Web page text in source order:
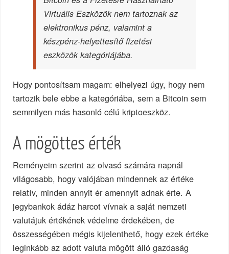
Virtuális Eszközök nem tartoznak az
elektronikus pénz, valamint a
készpénz-helyettesítő fizetési
eszközök kategóriájába.
Hogy pontosítsam magam: elhelyezi úgy, hogy nem
tartozik bele ebbe a kategóriába, sem a Bitcoin sem
semmilyen más hasonló célú kriptoeszköz.
A mögöttes érték
Reményeim szerint az olvasó számára napnál
világosabb, hogy valójában mindennek az értéke
relatív, minden annyit ér amennyit adnak érte. A
jegybankok ádáz harcot vívnak a saját nemzeti
valutájuk értékének védelme érdekében, de
összességében mégis kijelenthető, hogy ezek értéke
leginkább az adott valuta mögött álló gazdaság